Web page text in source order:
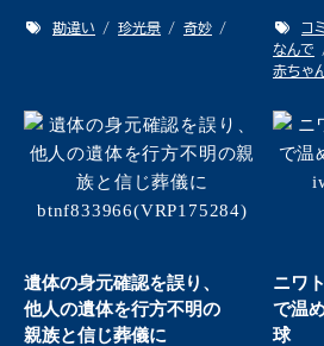
勘違い 珍光景 奇妙 コ
なんで
赤ちゃ
遺体の身元確認を誤り、
他人の遺体を行方不明の
親族と信じ葬儀に
ニワ
で温
球